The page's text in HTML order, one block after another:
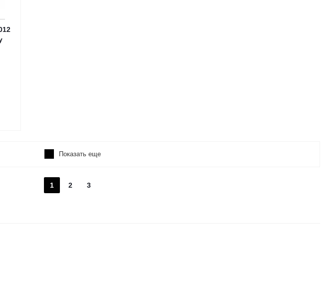
Показать еще
1 2 3